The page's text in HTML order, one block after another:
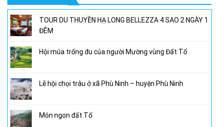
800,000₫.
TOUR DU THUYỀN HẠ LONG BELLEZZA 4 SAO 2 NGÀY 1
ĐÊM
Hội múa trống đu của người Mường vùng Đất Tổ
Lễ hội chọi trâu ở xã Phù Ninh – huyện Phù Ninh
Món ngon đất Tổ